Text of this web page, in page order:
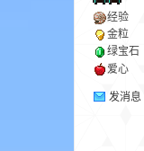
经验
金粒
绿宝石
爱心
发消息